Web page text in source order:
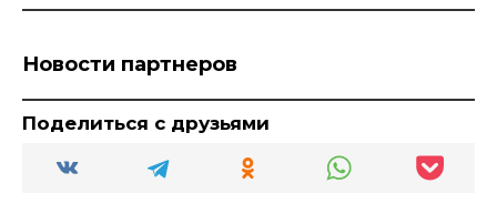
Новости партнеров
Поделиться с друзьями